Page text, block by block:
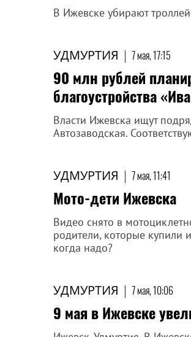
В Ижевске убирают
УДМУРТИЯ | 7 мая, 17:15
90 млн рублей
благоустройства
Власти Ижевска ищут
Автозаводская.
УДМУРТИЯ | 7 мая, 11:41
Мото-дети Ижевска
Видео снято в
родители, которые купили
когда надо?
УДМУРТИЯ | 7 мая, 10:06
9 мая в Ижевске